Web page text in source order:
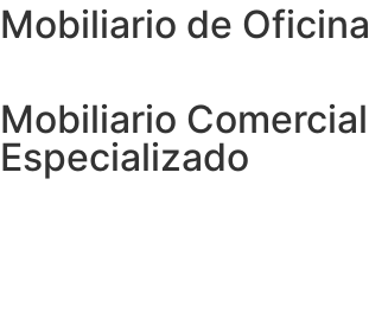
Mobiliario de Oficina
Mobiliario Comercial
Especializado